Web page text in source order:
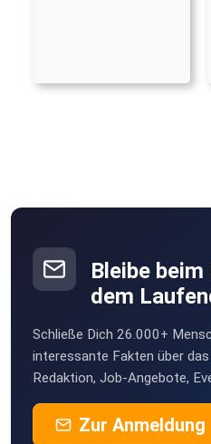
Bleibe
dem
Schließe Dich 26.000+
interessante Fakten über
Redaktion, Job-Angebote,
Zur Anmeldung